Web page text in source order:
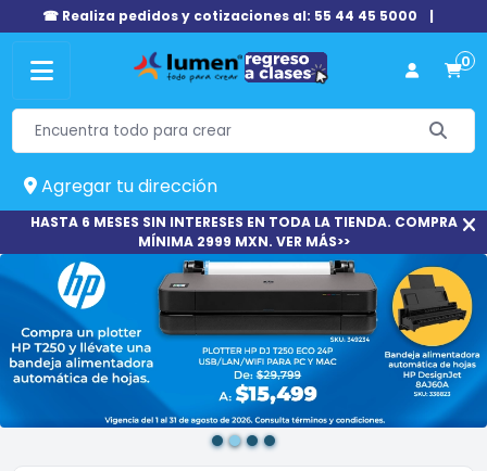
☎ Realiza pedidos y cotizaciones al: 55 44 45 5000 |
0
Agregar tu dirección
HASTA 6 MESES SIN INTERESES EN TODA LA TIENDA. COMPRA
MÍNIMA 2999 MXN. VER MÁS>>